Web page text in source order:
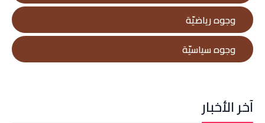
وجوه رياضيّة
وجوه سياسيّة
آخر الأخبار